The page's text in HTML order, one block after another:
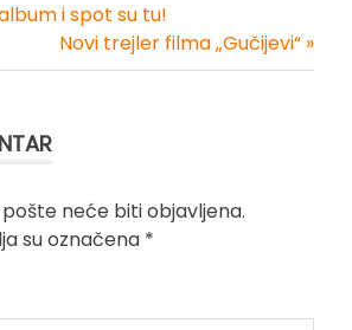
i spot su tu!
Novi trejler filma „Gučijevi“ »
neće biti objavljena.
su označena *